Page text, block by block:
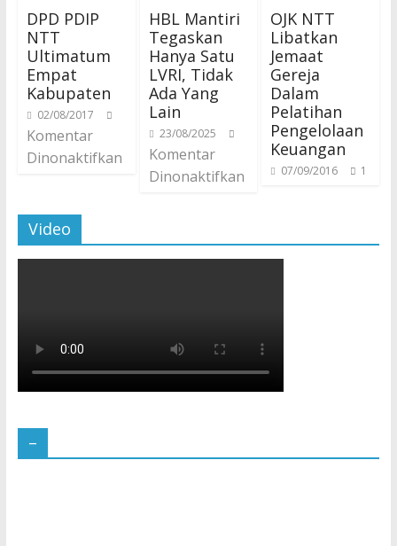
DPD PDIP
NTT
Ultimatum
Empat
Kabupaten
02/08/2017
Komentar
Dinonaktifkan
HBL Mantiri
Tegaskan
Hanya Satu
LVRI, Tidak
Ada Yang
Lain
23/08/2025
Komentar
Dinonaktifkan
OJK NTT
Libatkan
Jemaat
Gereja
Dalam
Pelatihan
Pengelolaan
Keuangan
07/09/2016 1
Video
–